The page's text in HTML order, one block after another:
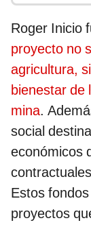
Roger Inicio
proyecto no
agricultura,
bienestar de
mina.
social
económicos
Estos
proyectos